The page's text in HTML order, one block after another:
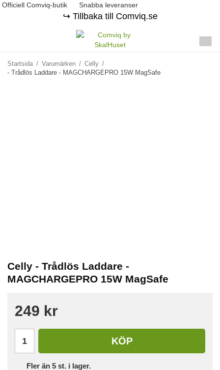
Officiell Comviq-butik Snabba leveranser
↪️ Tillbaka till Comviq.se
Startsida / Varumärken / Celly /
- Trådlös Laddare - MAGCHARGEPRO 15W MagSafe
Celly - Trådlös Laddare -
MAGCHARGEPRO 15W MagSafe
249 kr
KÖP
Fler än 5 st. i lager.